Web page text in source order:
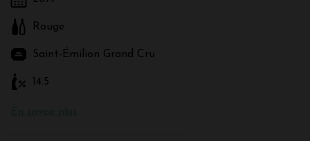
Rouge
Saint-Émilion Grand Cru
14.5